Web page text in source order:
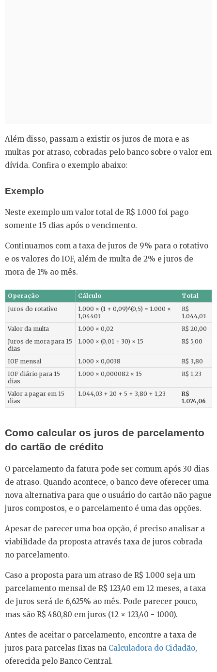
Além disso, passam a existir os juros de mora e as
multas por atraso, cobradas pelo banco sobre o valor em
dívida. Confira o exemplo abaixo:
Exemplo
Neste exemplo um valor total de R$ 1.000 foi pago
somente 15 dias após o vencimento.
Continuamos com a taxa de juros de 9% para o rotativo
e os valores do IOF, além de multa de 2% e juros de
mora de 1% ao mês.
Operação Cálculo
Total
Juros do rotativo
1.000 × (1 + 0,09)^(0,5) = 1.000 ×
1,04403
R$
1.044,03
Valor da multa
1.000 × 0,02
R$ 20,00
Juros de mora para 15
dias
1.000 × (0,01 ÷ 30) × 15 R$ 5,00
IOF mensal 1.000 × 0,0038
R$ 3,80
IOF diário para 15
dias
1.000 × 0,000082 × 15 R$ 1,23
Valor a pagar em 15
dias
1.044,03 + 20 + 5 + 3,80 + 1,23
R$
1.074,06
Como calcular os juros de parcelamento
do cartão de crédito
O parcelamento da fatura pode ser comum após 30 dias
de atraso. Quando acontece, o banco deve oferecer uma
nova alternativa para que o usuário do cartão não pague
juros compostos, e o parcelamento é uma das opções.
Apesar de parecer uma boa opção, é preciso analisar a
viabilidade da proposta através taxa de juros cobrada
no parcelamento.
Caso a proposta para um atraso de R$ 1.000 seja um
parcelamento mensal de R$ 123,40 em 12 meses, a taxa
de juros será de 6,625% ao mês. Pode parecer pouco,
mas são R$ 480,80 em juros (12 × 123,40 - 1000).
Antes de aceitar o parcelamento, encontre a taxa de
juros para parcelas fixas na Calculadora do Cidadão,
oferecida pelo Banco Central.